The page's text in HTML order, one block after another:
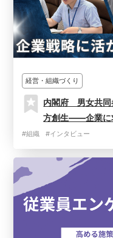
経営・組織づくり
内閣府 男女共同
方創生――企業に
#組織 #インタビュー